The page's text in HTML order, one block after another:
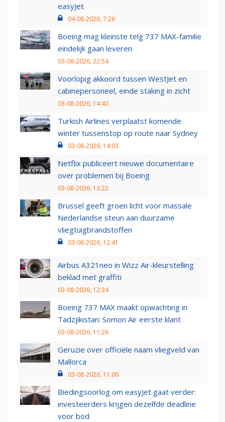
easyJet
04-08-2026, 7:26
Boeing mag kleinste telg 737 MAX-familie
eindelijk gaan leveren
03-08-2026, 22:54
Voorlopig akkoord tussen WestJet en
cabinepersoneel, einde staking in zicht
03-08-2026, 14:40
Turkish Airlines verplaatst komende
winter tussenstop op route naar Sydney
03-08-2026, 14:03
Netflix publiceert nieuwe documentaire
over problemen bij Boeing
03-08-2026, 13:22
Brussel geeft groen licht voor massale
Nederlandse steun aan duurzame
vliegtuigbrandstoffen
03-08-2026, 12:41
Airbus A321neo in Wizz Air-kleurstelling
beklad met graffiti
03-08-2026, 12:34
Boeing 737 MAX maakt opwachting in
Tadzjikistan: Somon Air eerste klant
03-08-2026, 11:26
Geruzie over officiële naam vliegveld van
Mallorca
03-08-2026, 11:06
Biedingsoorlog om easyJet gaat verder:
investeerders krijgen dezelfde deadline
voor bod